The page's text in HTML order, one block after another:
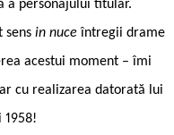
a personajului titular.
sens in nuceîntregii drame
acestui moment – îmi
cu realizarea datorată lui
1958!